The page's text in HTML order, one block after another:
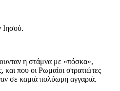
Ιησού.
η στάμνα με «πόσκα»,
και που οι Ρωμαίοι στρατιώτες
σε καμιά πολύωρη αγγαριά.